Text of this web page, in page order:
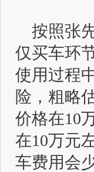
按照张
仅买车环
使用过程
险，粗略
价格在10
在10万元
车费用会